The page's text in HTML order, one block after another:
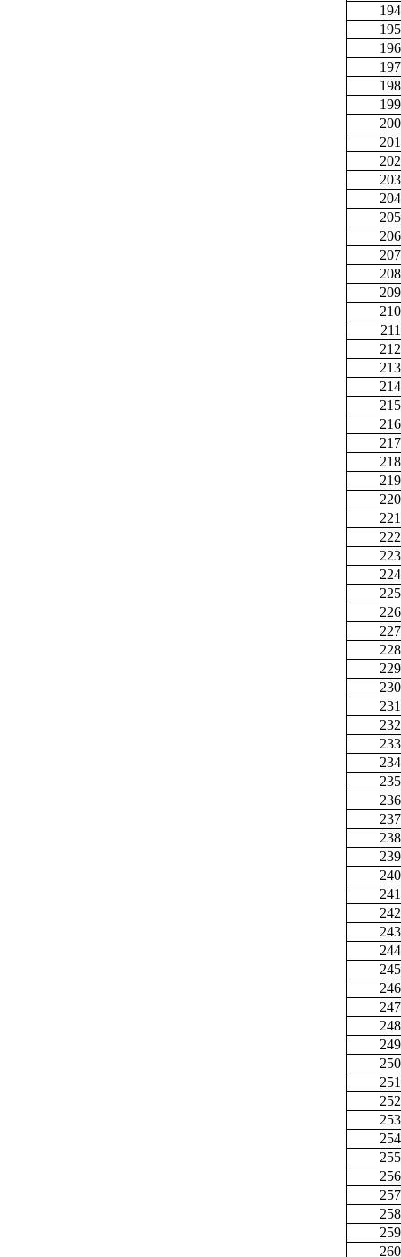
194
195
196
197
198
199
200
201
202
203
204
205
206
207
208
209
210
211
212
213
214
215
216
217
218
219
220
221
222
223
224
225
226
227
228
229
230
231
232
233
234
235
236
237
238
239
240
241
242
243
244
245
246
247
248
249
250
251
252
253
254
255
256
257
258
259
260